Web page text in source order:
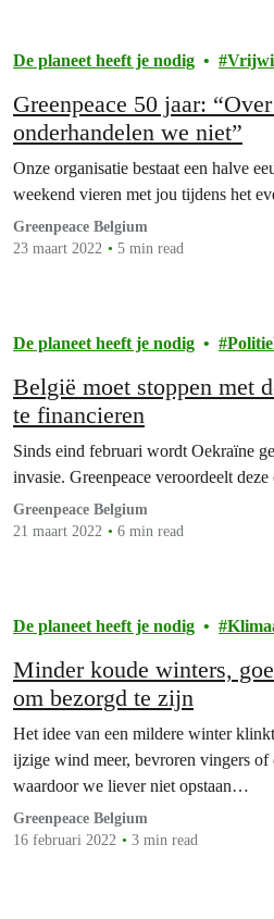
De planeet heeft je nodig
Greenpeace 50 jaar:
onderhandelen we niet”
Onze organisatie bestaat een halve
weekend vieren met jou tijdens het
Greenpeace Belgium
23 maart 2022
5 min read
De planeet heeft je nodig
België moet stoppen met
te financieren
Sinds eind februari wordt Oekraïne
invasie. Greenpeace veroordeelt deze
Greenpeace Belgium
21 maart 2022
6 min read
De planeet heeft je nodig
Minder koude winters,
om bezorgd te zijn
Het idee van een mildere winter
ijzige wind meer, bevroren vingers of
waardoor we liever niet opstaan…
Greenpeace Belgium
16 februari 2022
3 min read